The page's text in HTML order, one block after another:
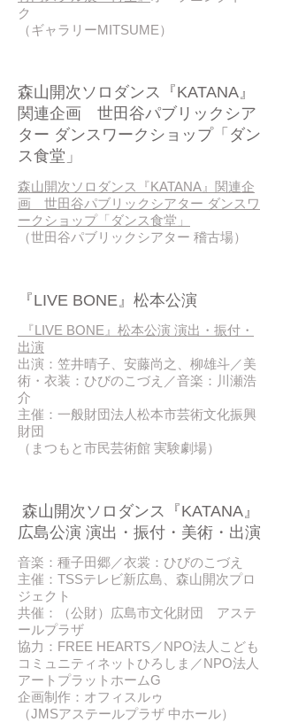
ク
（ギャラリーMITSUME）
森山開次ソロダンス『KATANA』
関連企画 世田谷パブリックシア
ター ダンスワークショップ「ダン
ス食堂」
森山開次ソロダンス『KATANA』関連企
画 世田谷パブリックシアター ダンスワ
ークショップ「ダンス食堂」
（世田谷パブリックシアター 稽古場）
『LIVE BONE』松本公演
『LIVE BONE』松本公演 演出・振付・
出演
出演：笠井晴子、安藤尚之、柳雄斗／美
術・衣装：ひびのこづえ／音楽：川瀬浩
介
主催：一般財団法人松本市芸術文化振興
財団
（まつもと市民芸術館 実験劇場）
​ 森山開次ソロダンス『KATANA』
広島公演 演出・振付・美術・出演
音楽：種子田郷／衣裳：ひびのこづえ
主催：TSSテレビ新広島、森山開次プロ
ジェクト
共催：（公財）広島市文化財団 アステ
ールプラザ
協力：FREE HEARTS／NPO法人こども
コミュニティネットひろしま／NPO法人
アートプラットホームG
企画制作：オフィスルゥ
（JMSアステールプラザ 中ホール）